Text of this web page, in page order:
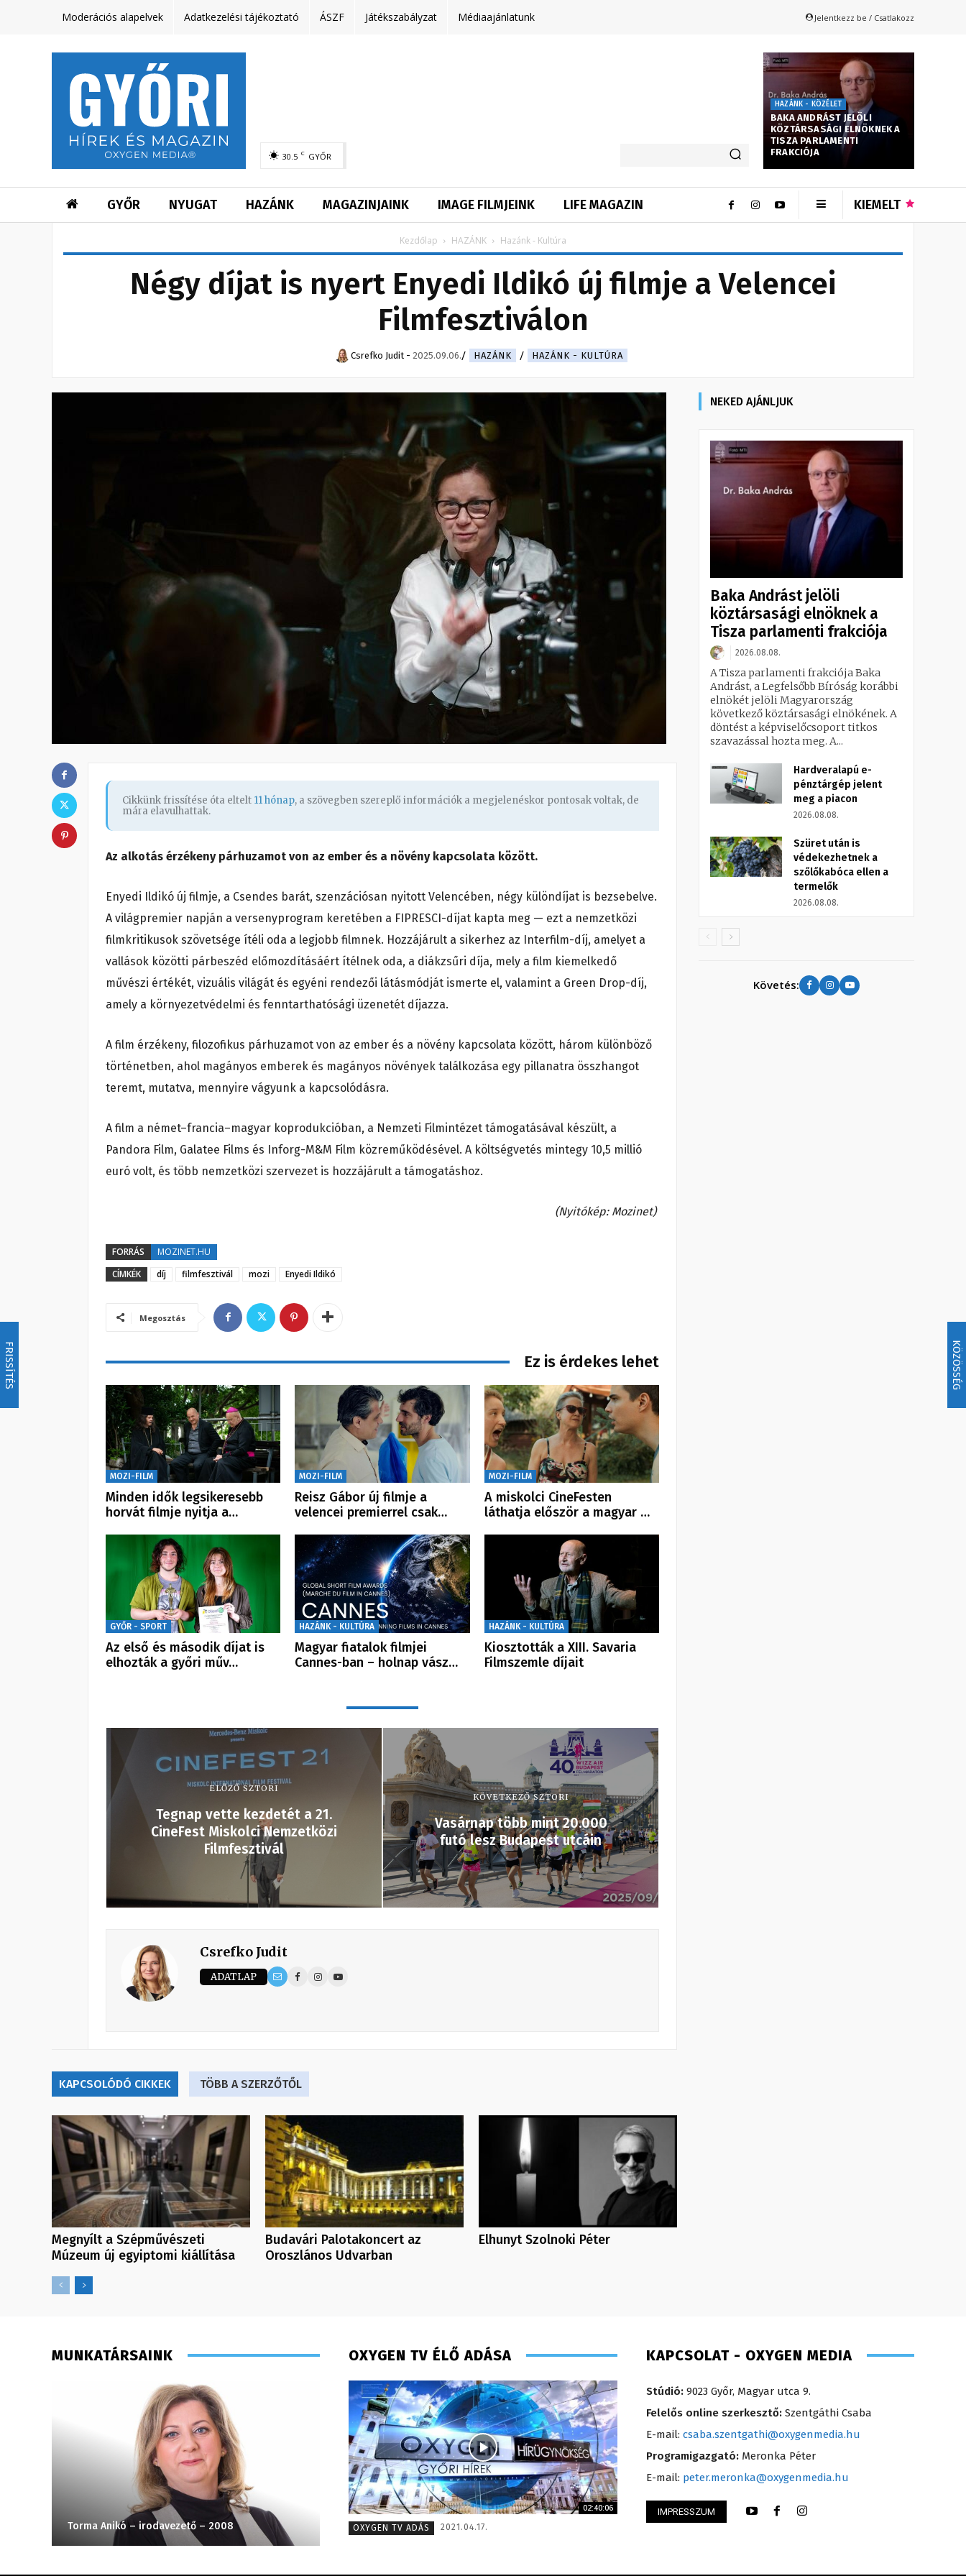
FRISSÍTÉS KÖZÖSSÉG
Moderációs alapelvek Adatkezelési tájékoztató ÁSZF Játékszabályzat Médiaajánlatunk Jelentkezz be / Csatlakozz
30.5 C GYŐR
HAZÁNK - KÖZÉLET
BAKA ANDRÁST JELÖLI
KÖZTÁRSASÁGI ELNÖKNEK A
TISZA PARLAMENTI
FRAKCIÓJA
GYŐR NYUGAT HAZÁNK MAGAZINJAINK IMAGE FILMJEINK LIFE MAGAZIN KIEMELT
Kezdőlap HAZÁNK Hazánk - Kultúra
Négy díjat is nyert Enyedi Ildikó új filmje a Velencei
Filmfesztiválon
Csrefko Judit - 2025.09.06. HAZÁNK HAZÁNK - KULTÚRA
Cikkünk frissítése óta eltelt 11 hónap, a szövegben szereplő információk a megjelenéskor pontosak voltak, de
mára elavulhattak.
Az alkotás érzékeny párhuzamot von az ember és a növény kapcsolata között.
Enyedi Ildikó új filmje, a Csendes barát, szenzációsan nyitott Velencében, négy különdíjat is bezsebelve.
A világpremier napján a versenyprogram keretében a FIPRESCI-díjat kapta meg — ezt a nemzetközi
filmkritikusok szövetsége ítéli oda a legjobb filmnek. Hozzájárult a sikerhez az Interfilm-díj, amelyet a
vallások közötti párbeszéd előmozdításáért ítélnek oda, a diákzsűri díja, mely a film kiemelkedő
művészi értékét, vizuális világát és egyéni rendezői látásmódját ismerte el, valamint a Green Drop-díj,
amely a környezetvédelmi és fenntarthatósági üzenetét díjazza.
A film érzékeny, filozofikus párhuzamot von az ember és a növény kapcsolata között, három különböző
történetben, ahol magányos emberek és magányos növények találkozása egy pillanatra összhangot
teremt, mutatva, mennyire vágyunk a kapcsolódásra.
A film a német–francia–magyar koprodukcióban, a Nemzeti Filmintézet támogatásával készült, a
Pandora Film, Galatee Films és Inforg-M&M Film közreműködésével. A költségvetés mintegy 10,5 millió
euró volt, és több nemzetközi szervezet is hozzájárult a támogatáshoz.
(Nyitókép: Mozinet)
FORRÁS
MOZINET.HU
CÍMKÉK
díj filmfesztivál mozi Enyedi Ildikó
Megosztás
Ez is érdekes lehet
MOZI-FILM
Minden idők legsikeresebb
horvát filmje nyitja a…
MOZI-FILM
Reisz Gábor új filmje a
velencei premierrel csak…
MOZI-FILM
A miskolci CineFesten
láthatja először a magyar …
GYŐR - SPORT
Az első és második díjat is
elhozták a győri műv…
HAZÁNK - KULTÚRA
Magyar fiatalok filmjei
Cannes-ban – holnap vász…
HAZÁNK - KULTÚRA
Kiosztották a XIII. Savaria
Filmszemle díjait
ELŐZŐ SZTORI
Tegnap vette kezdetét a 21.
CineFest Miskolci Nemzetközi
Filmfesztivál
KÖVETKEZŐ SZTORI
Vasárnap több mint 20.000
futó lesz Budapest utcáin
Csrefko Judit
ADATLAP
KAPCSOLÓDÓ CIKKEK TÖBB A SZERZŐTŐL
Megnyílt a Szépművészeti
Múzeum új egyiptomi kiállítása
Budavári Palotakoncert az
Oroszlános Udvarban
Elhunyt Szolnoki Péter
NEKED AJÁNLJUK
Baka Andrást jelöli
köztársasági elnöknek a
Tisza parlamenti frakciója
2026.08.08.
A Tisza parlamenti frakciója Baka
Andrást, a Legfelsőbb Bíróság korábbi
elnökét jelöli Magyarország
következő köztársasági elnökének. A
döntést a képviselőcsoport titkos
szavazással hozta meg. A...
Hardveralapú e-
pénztárgép jelent
meg a piacon
2026.08.08.
Szüret után is
védekezhetnek a
szőlőkabóca ellen a
termelők
2026.08.08.
Követés:
MUNKATÁRSAINK
Torma Anikó – irodavezető – 2008 Süli Gabriella – sales manager – 2013 Müller Ádám – online szerkesztő – 2016
OXYGEN TV ÉLŐ ADÁSA
02:40:06
OXYGEN TV ADÁS
2021.04.17.
KAPCSOLAT - OXYGEN MEDIA
Stúdió: 9023 Győr, Magyar utca 9.
Felelős online szerkesztő: Szentgáthi Csaba
E-mail: csaba.szentgathi@oxygenmedia.hu
Programigazgató: Meronka Péter
E-mail: peter.meronka@oxygenmedia.hu
IMPRESSZUM